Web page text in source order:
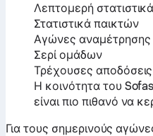
Λεπτομερή
Στατιστικά παικτών
Αγώνες αναμέτρησης
Σερί ομάδων
Τρέχουσες
Η κοινότητα του
είναι πιο πιθανό να
Για τους σημερινούς